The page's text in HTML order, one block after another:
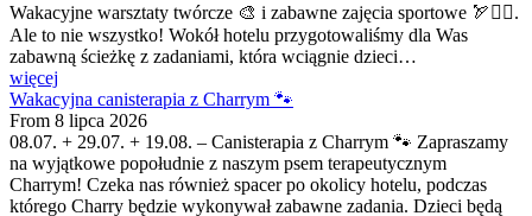
Wakacyjne warsztaty twórcze 🎨 i zabawne zajęcia sportowe 🏹🤸‍♂️.
Ale to nie wszystko! Wokół hotelu przygotowaliśmy dla Was
zabawną ścieżkę z zadaniami, która wciągnie dzieci…
więcej
Wakacyjna canisterapia z Charrym 🐾
From 8 lipca 2026
08.07. + 29.07. + 19.08. – Canisterapia z Charrym 🐾 Zapraszamy
na wyjątkowe popołudnie z naszym psem terapeutycznym
Charrym! Czeka nas również spacer po okolicy hotelu, podczas
którego Charry będzie wykonywał zabawne zadania. Dzieci będą